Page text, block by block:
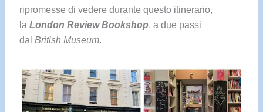
ripromesse di vedere durante questo itinerario,
la London Review Bookshop, a due passi
dal British Museum.